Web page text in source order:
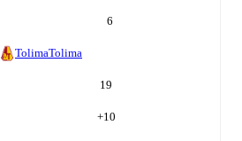
6
TolimaTolima
19
+10